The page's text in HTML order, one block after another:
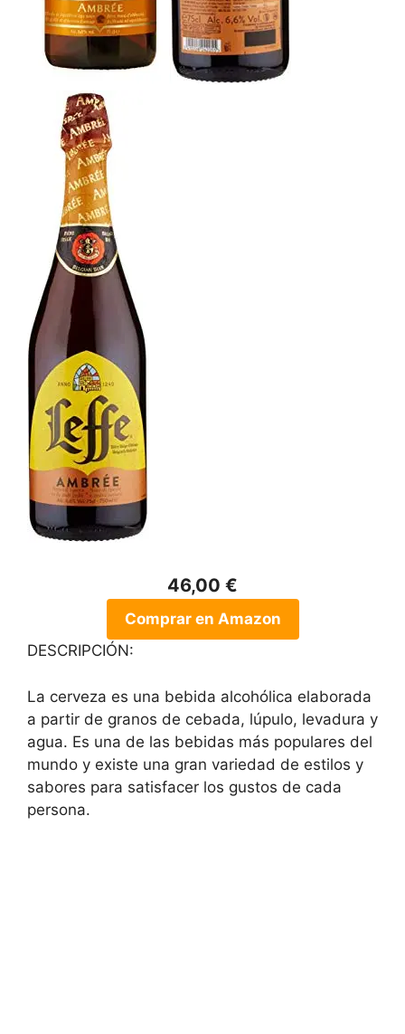
46,00 €
Comprar en Amazon
DESCRIPCIÓN:
La cerveza es una bebida alcohólica elaborada
a partir de granos de cebada, lúpulo, levadura y
agua. Es una de las bebidas más populares del
mundo y existe una gran variedad de estilos y
sabores para satisfacer los gustos de cada
persona.